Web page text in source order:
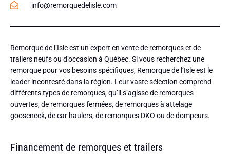
info@remorquedelisle.com
Remorque de l’Isle est un expert en vente de remorques et de
trailers neufs ou d’occasion à Québec. Si vous recherchez une
remorque pour vos besoins spécifiques, Remorque de l’Isle est le
leader incontesté dans la région. Leur vaste sélection comprend
différents types de remorques, qu’il s’agisse de remorques
ouvertes, de remorques fermées, de remorques à attelage
gooseneck, de car haulers, de remorques DKO ou de dompeurs.
Financement de remorques et trailers